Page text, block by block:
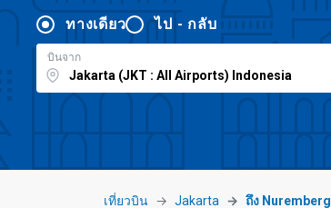
ทางเดียว ไป - กลับ
บินจาก
เที่ยวบิน Jakarta ถึง Nuremberg